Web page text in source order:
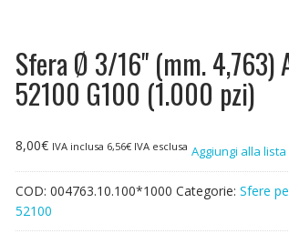
Sfera Ø 3/16" (mm. 4,763)
52100 G100 (1.000 pzi)
8,00€ IVA inclusa 6,56€IVA esclusa Aggiungi alla
COD: 004763.10.100*1000 Categorie: Sfere
52100